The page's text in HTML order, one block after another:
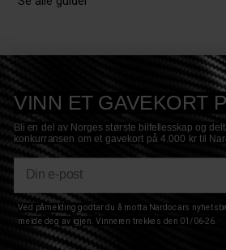
Copyright © 2017 Nardocar ApS - All
Privacy|Terms| Sitemap
VINN ET GAVEKORT
Bli en del av Norges største bilfellesskap og
konkurransen om et gavekort på 4.000 kr til
Ved påmelding godtar du å motta Nardocars
melde deg av igjen. Vinneren trekkes den 01/06-26.